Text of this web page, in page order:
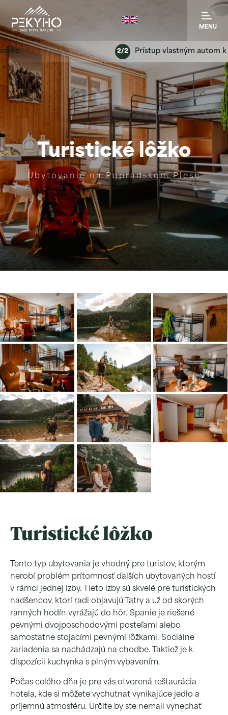
MENU
Prístup vlastným autom k
Chata pod Soliskom
Zobraziť
Après-ski & PEKYHO
Restaurant
Turistické lôžko
Ubytovanie na Popradskom Plese
Turistické lôžko
Tento typ ubytovania je vhodný pre turistov, ktorým
nerobí problém prítomnosť ďalších ubytovaných hostí
v rámci jednej izby. Tieto izby sú skvelé pre turistických
nadšencov, ktorí radi objavujú Tatry a už od skorých
ranných hodín vyrážajú do hôr. Spanie je riešené
pevnými dvojposchodovými posteľami alebo
samostatne stojacími pevnými lôžkami. Sociálne
zariadenia sa nachádzajú na chodbe. Taktiež je k
dispozícii kuchynka s plným vybavením.
Počas celého dňa je pre vás otvorená reštaurácia
hotela, kde si môžete vychutnať vynikajúce jedlo a
príjemnú atmosféru. Určite by ste nemali vynechať